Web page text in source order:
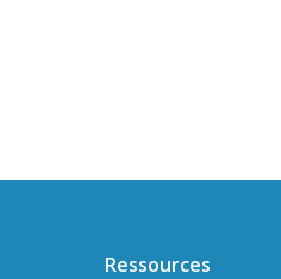
Ressources